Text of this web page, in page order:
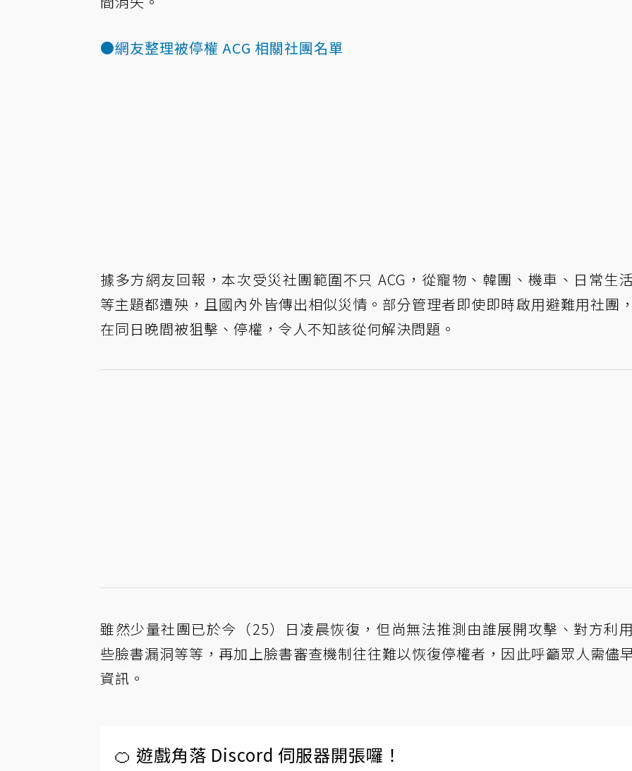
●網友整理被停權 ACG 相關社團名單
據多方網友回報，本次受災社團範圍不只 ACG，從寵物、韓團、機車、日常生
等主題都遭殃，且國內外皆傳出相似災情。部分管理者即使即時啟用避難用社團
在同日晚間被狙擊、停權，令人不知該從何解決問題。
雖然少量社團已於今（25）日凌晨恢復，但尚無法推測由誰展開攻擊、對方利
些臉書漏洞等等，再加上臉書審查機制往往難以恢復停權者，因此呼籲眾人需儘
資訊。
🍊 遊戲角落 Discord 伺服器開張囉！